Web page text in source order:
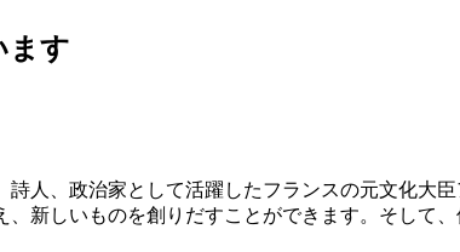
ます
人、政治家として活躍したフランスの元文化大
新しいものを創りだすことができます。そして